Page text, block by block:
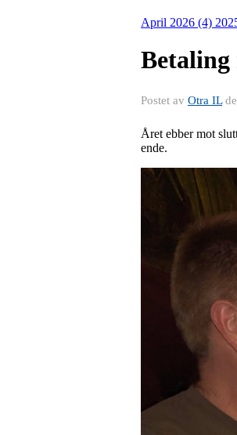
April 2026 (4)
Betaling
Postet av Otra IL
Året ebber mot
ende.